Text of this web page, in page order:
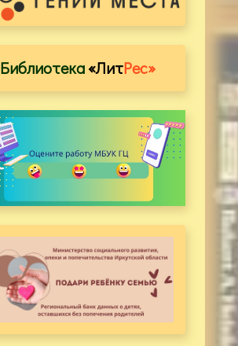
Библиотека«ЛитРес»